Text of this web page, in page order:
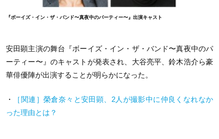
『ボーイズ・イン・ザ・バンド〜真夜中のパーティー〜』出演キャスト
安田顕主演の舞台『ボーイズ・イン・ザ・バンド〜真夜中のパ
ーティー〜』のキャストが発表され、大谷亮平、鈴木浩介ら豪
華俳優陣が出演することが明らかになった。
・
［関連］榮倉奈々と安田顕、2人が撮影中に仲良くなれなか
った理由とは？